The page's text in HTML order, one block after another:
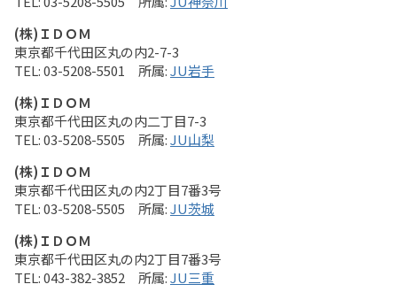
(株)ＩＤＯＭ
東京都千代田区丸の内2-7-3
03-5208-5501
JU岩手
(株)ＩＤＯＭ
東京都千代田区丸の内二丁目7-3
03-5208-5505
JU山梨
(株)ＩＤＯＭ
東京都千代田区丸の内2丁目7番3号
03-5208-5505
JU茨城
(株)ＩＤＯＭ
東京都千代田区丸の内2丁目7番3号
043-382-3852
JU三重